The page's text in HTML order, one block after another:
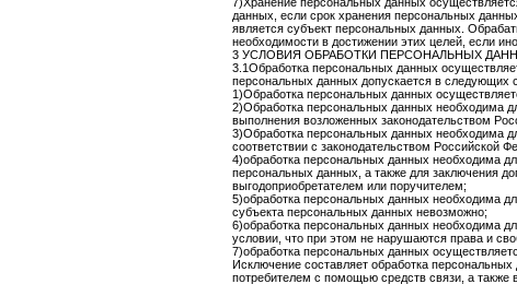
данных, если срок хранения персональных
является субъект персональных данных.
необходимости в достижении этих целей, если
3 УСЛОВИЯ ОБРАБОТКИ ПЕРСОНАЛЬНЫХ
3.1Обработка персональных данных
персональных данных допускается в следующих
1)Обработка персональных данных
2)Обработка персональных данных необходима
выполнения возложенных законодательством
3)Обработка персональных данных необходима
соответствии с законодательством Российской
4)обработка персональных данных необходима
персональных данных, а также для заключения
выгодоприобретателем или поручителем;
5)обработка персональных данных необходима
субъекта персональных данных невозможно;
6)обработка персональных данных необходима
условии, что при этом не нарушаются права и
7)обработка персональных данных
Исключение составляет обработка
потребителем с помощью средств связи, а также